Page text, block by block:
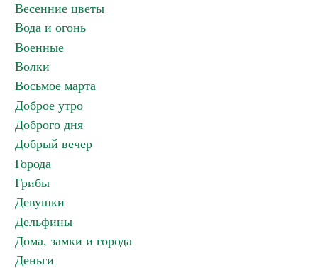
Весенние цветы
Вода и огонь
Военные
Волки
Восьмое марта
Доброе утро
Доброго дня
Добрый вечер
Города
Грибы
Девушки
Дельфины
Дома, замки и города
Деньги